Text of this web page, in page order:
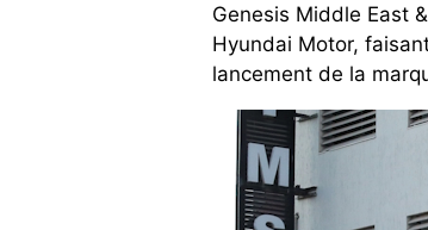
Genesis Middle East
Hyundai Motor,
lancement de la